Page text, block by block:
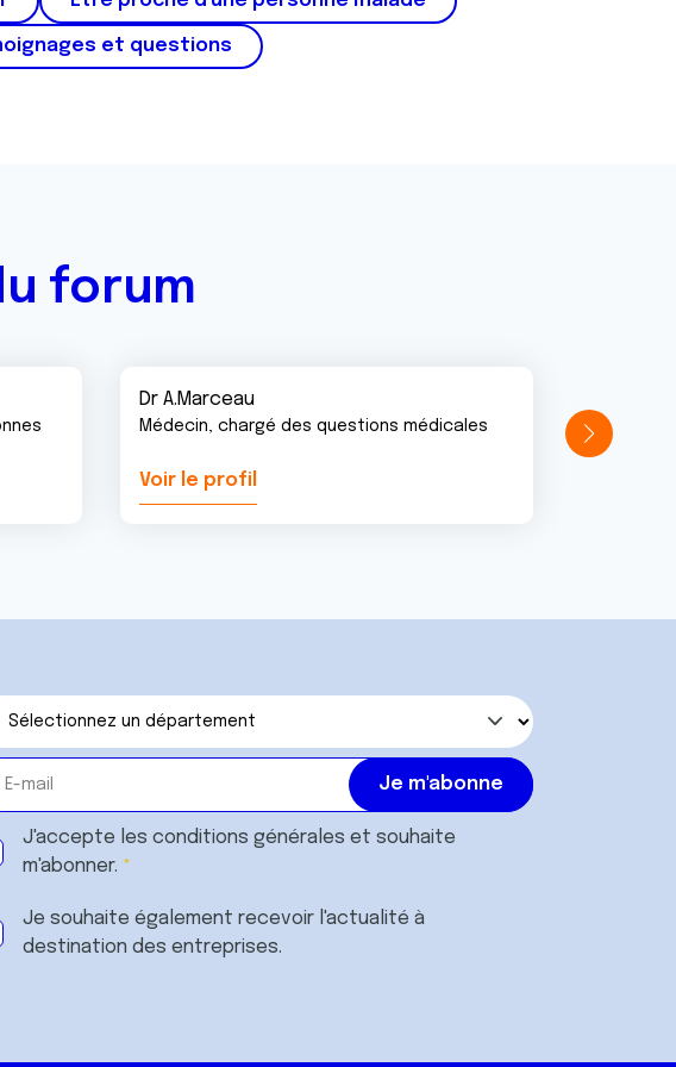
et questions
forum
Dr A.Marceau
Médecin, chargé des questions médicales
Voir le profil
J'accepte les conditions générales et souhaite
m'abonner.
Je souhaite également recevoir l'actualité à
destination des entreprises.